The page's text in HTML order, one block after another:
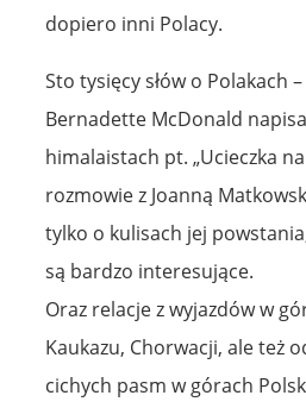
dopiero inni Polacy.
Sto tysięcy słów o Polakach
Bernadette McDonald
himalaistach pt. „Ucieczka na
rozmowie z Joanną
tylko o kulisach jej
są bardzo interesujące.
Oraz relacje z wyjazdów w
Kaukazu, Chorwacji, ale też
cichych pasm w górach